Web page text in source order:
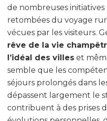
de nombreuses initiatives
retombées du voyage
vécues par les visiteurs.
rêve de la vie
l’idéal des villes et
semble que les
séjours prolongés dans
dépassent largement le
contribuent à des prises